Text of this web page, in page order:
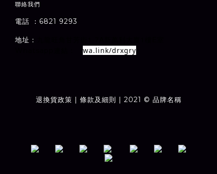
聯絡我們
電話 ：6821 9293
地址：
wa.link/drxgry
退換貨政策 | 條款及細則 | 2021 © 品牌名稱